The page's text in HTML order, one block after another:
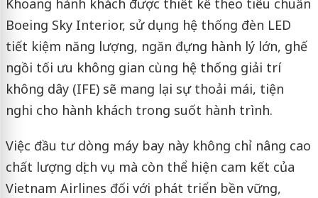
Khoang hành khách được thiết kế theo tiêu chuẩn
Boeing Sky Interior, sử dụng hệ thống đèn LED
tiết kiệm năng lượng, ngăn đựng hành lý lớn, ghế
ngồi tối ưu không gian cùng hệ thống giải trí
không dây (IFE) sẽ mang lại sự thoải mái, tiện
nghi cho hành khách trong suốt hành trình.
Việc đầu tư dòng máy bay này không chỉ nâng cao
chất lượng dịch vụ mà còn thể hiện cam kết của
Vietnam Airlines đối với phát triển bền vững,